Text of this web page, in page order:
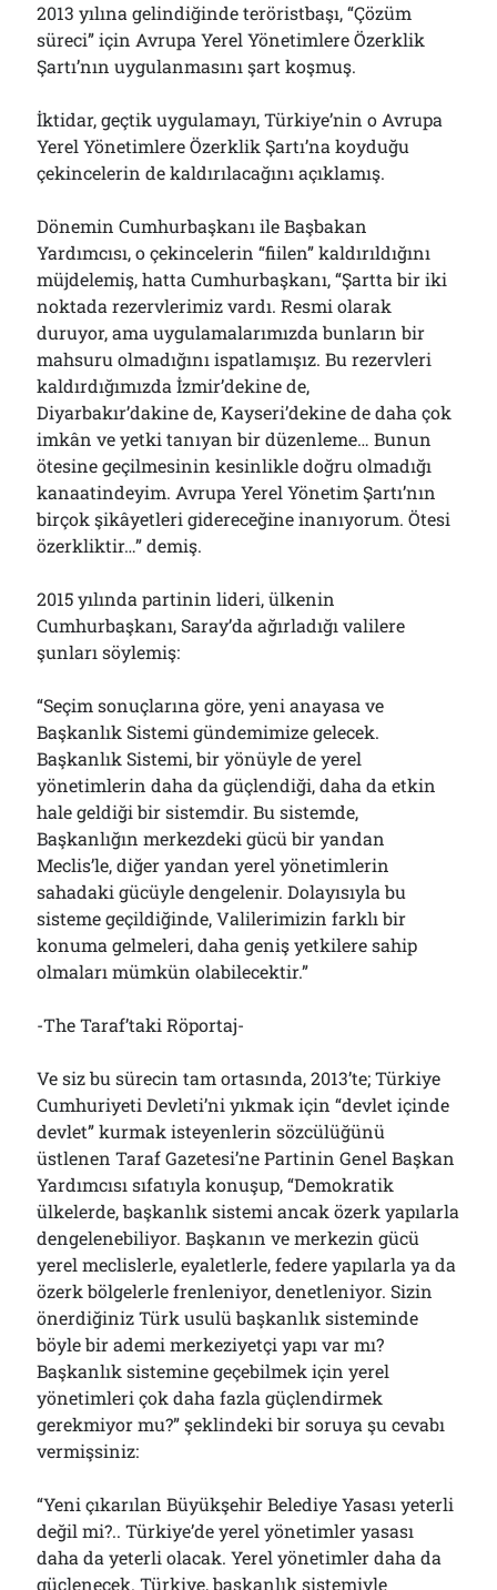
2013 yılına gelindiğinde teröristbaşı, “Çözüm
süreci” için Avrupa Yerel Yönetimlere Özerklik
Şartı’nın uygulanmasını şart koşmuş.
İktidar, geçtik uygulamayı, Türkiye’nin o Avrupa
Yerel Yönetimlere Özerklik Şartı’na koyduğu
çekincelerin de kaldırılacağını açıklamış.
Dönemin Cumhurbaşkanı ile Başbakan
Yardımcısı, o çekincelerin “fiilen” kaldırıldığını
müjdelemiş, hatta Cumhurbaşkanı, “Şartta bir iki
noktada rezervlerimiz vardı. Resmi olarak
duruyor, ama uygulamalarımızda bunların bir
mahsuru olmadığını ispatlamışız. Bu rezervleri
kaldırdığımızda İzmir’dekine de,
Diyarbakır’dakine de, Kayseri’dekine de daha çok
imkân ve yetki tanıyan bir düzenleme… Bunun
ötesine geçilmesinin kesinlikle doğru olmadığı
kanaatindeyim. Avrupa Yerel Yönetim Şartı’nın
birçok şikâyetleri gidereceğine inanıyorum. Ötesi
özerkliktir…” demiş.
2015 yılında partinin lideri, ülkenin
Cumhurbaşkanı, Saray’da ağırladığı valilere
şunları söylemiş:
“Seçim sonuçlarına göre, yeni anayasa ve
Başkanlık Sistemi gündemimize gelecek.
Başkanlık Sistemi, bir yönüyle de yerel
yönetimlerin daha da güçlendiği, daha da etkin
hale geldiği bir sistemdir. Bu sistemde,
Başkanlığın merkezdeki gücü bir yandan
Meclis’le, diğer yandan yerel yönetimlerin
sahadaki gücüyle dengelenir. Dolayısıyla bu
sisteme geçildiğinde, Valilerimizin farklı bir
konuma gelmeleri, daha geniş yetkilere sahip
olmaları mümkün olabilecektir.”
-The Taraf’taki Röportaj-
Ve siz bu sürecin tam ortasında, 2013’te; Türkiye
Cumhuriyeti Devleti’ni yıkmak için “devlet içinde
devlet” kurmak isteyenlerin sözcülüğünü
üstlenen Taraf Gazetesi’ne Partinin Genel Başkan
Yardımcısı sıfatıyla konuşup, “Demokratik
ülkelerde, başkanlık sistemi ancak özerk yapılarla
dengelenebiliyor. Başkanın ve merkezin gücü
yerel meclislerle, eyaletlerle, federe yapılarla ya da
özerk bölgelerle frenleniyor, denetleniyor. Sizin
önerdiğiniz Türk usulü başkanlık sisteminde
böyle bir ademi merkeziyetçi yapı var mı?
Başkanlık sistemine geçebilmek için yerel
yönetimleri çok daha fazla güçlendirmek
gerekmiyor mu?” şeklindeki bir soruya şu cevabı
vermişsiniz:
“Yeni çıkarılan Büyükşehir Belediye Yasası yeterli
değil mi?.. Türkiye’de yerel yönetimler yasası
daha da yeterli olacak. Yerel yönetimler daha da
güçlenecek. Türkiye, başkanlık sistemiyle